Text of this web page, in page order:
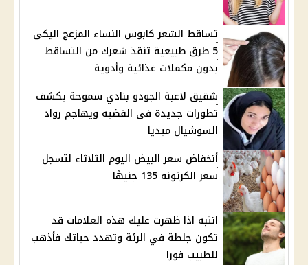
تساقط الشعر كابوس النساء المزعج اليكى
5 طرق طبيعية تنقذ شعرك من التساقط
بدون مكملات غذائية وأدوية
شقيق لاعبة الجودو بنادي سموحة يكشف
تطورات جديدة فى القضيه ويهاجم رواد
السوشيال ميديا
أنخفاض سعر البيض اليوم الثلاثاء لتسجل
سعر الكرتونه 135 جنيهًا
انتبه اذا ظهرت عليك هذه العلامات قد
تكون جلطة في الرئة وتهدد حياتك فأذهب
للطبيب فورا